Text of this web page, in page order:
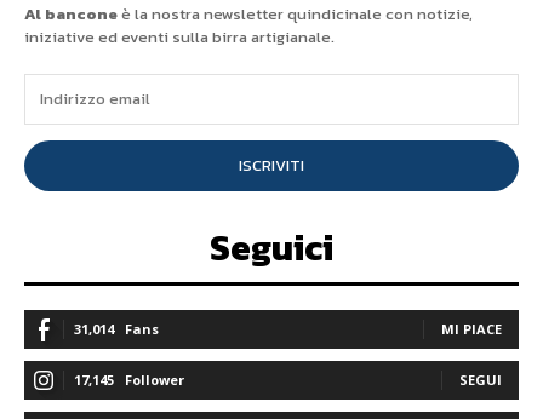
Al banconeè la nostra newsletter quindicinale con notizie,
iniziative ed eventi sulla birra artigianale.
ISCRIVITI
Seguici
31,014 Fans MI PIACE
17,145 Follower SEGUI